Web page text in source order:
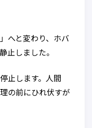
へと変わり、ホバ
止しました。
止します。人間
の前にひれ伏すが